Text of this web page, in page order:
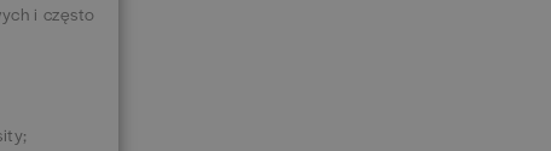
i często